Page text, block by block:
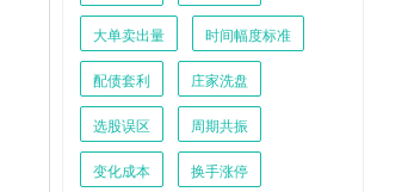
大单卖出量 时间幅度标准
配债套利 庄家洗盘
选股误区 周期共振
变化成本 换手涨停